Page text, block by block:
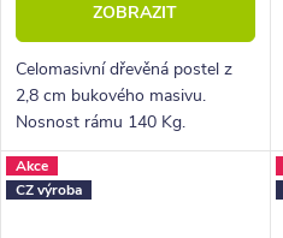
ZOBRAZIT
Celomasivní dřevěná postel z
2,8 cm bukového masivu.
Nosnost rámu 140 Kg.
Povrchová úprava voskem
nebo lakem.
Akce
CZ výroba